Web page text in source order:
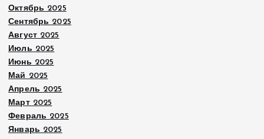
Октябрь 2025
Сентябрь 2025
Август 2025
Июль 2025
Июнь 2025
Май 2025
Апрель 2025
Март 2025
Февраль 2025
Январь 2025